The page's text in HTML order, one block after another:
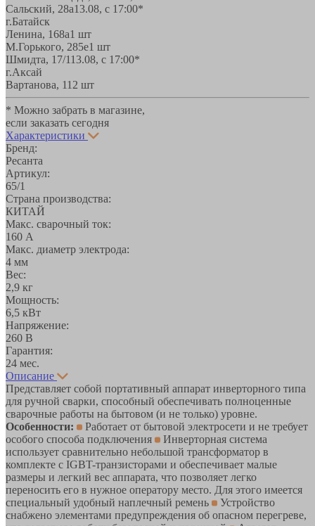
Сальский, 28a13.08, с 17:00*
г.Батайск
Ленина, 168а1 шт
М.Горького, 285е1 шт
Шмидта, 17/113.08, с 17:00*
г.Аксай
Вартанова, 11 2 шт
* Можно забрать в магазине,
если заказать сегодня
Характеристики
Бренд:
Ресанта
Артикул:
65/1
Страна производства:
КИТАЙ
Макс. сварочный ток:
160 А
Макс. диаметр электрода:
4 мм
Вес:
2,9 кг
Мощность:
6,5 кВт
Напряжение:
260 В
Гарантия:
24 мес.
Описание
Представляет собой портативный аппарат инверторного типа
для ручной сварки, способный обеспечивать полноценные
сварочные работы на бытовом (и не только) уровне.
Особенности:
Работает от бытовой электросети и не требует
особого способа подключения
Инверторная система
использует сравнительно небольшой трансформатор в
комплекте с IGBT-транзисторами и обеспечивает малые
размеры и легкий вес аппарата, что позволяет легко
переносить его в нужное оператору место. Для этого имеется
специальный удобный наплечный ремень
Устройство
снабжено элементами предупреждения об опасном перегреве,